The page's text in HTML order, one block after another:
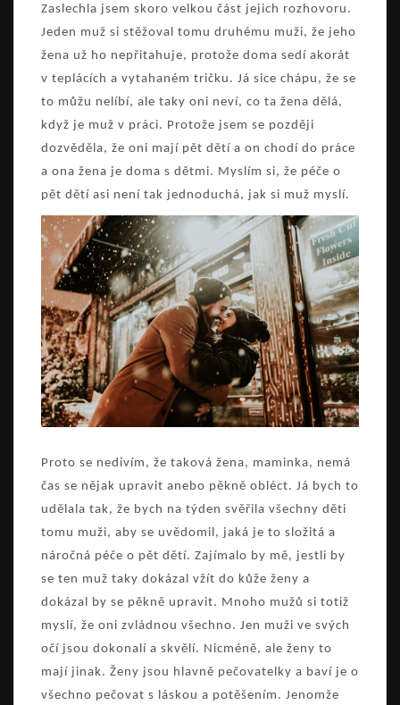
Zaslechla jsem skoro velkou část jejich rozhovoru.
Jeden muž si stěžoval tomu druhému muži, že jeho
žena už ho nepřitahuje, protože doma sedí akorát
v teplácích a vytahaném tričku. Já sice chápu, že se
to můžu nelíbí, ale taky oni neví, co ta žena dělá,
když je muž v práci. Protože jsem se později
dozvěděla, že oni mají pět dětí a on chodí do práce
a ona žena je doma s dětmi. Myslím si, že péče o
pět dětí asi není tak jednoduchá, jak si muž myslí.
Proto se nedivím, že taková žena, maminka, nemá
čas se nějak upravit anebo pěkně obléct. Já bych to
udělala tak, že bych na týden svěřila všechny děti
tomu muži, aby se uvědomil, jaká je to složitá a
náročná péče o pět dětí. Zajímalo by mě, jestli by
se ten muž taky dokázal vžít do kůže ženy a
dokázal by se pěkně upravit. Mnoho mužů si totiž
myslí, že oni zvládnou všechno. Jen muži ve svých
očí jsou dokonalí a skvělí. Nicméně, ale ženy to
mají jinak. Ženy jsou hlavně pečovatelky a baví je o
všechno pečovat s láskou a potěšením. Jenomže